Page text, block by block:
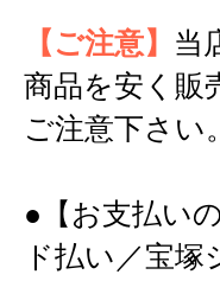
【ご注意】 当
商品を安く販
ご注意下さい。
●【お支払い
ド払い／宝